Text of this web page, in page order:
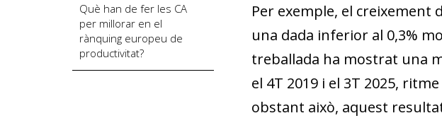
Què han de fer les CA
per millorar en el
rànquing europeu de
productivitat?
Per exemple, el creixement
una dada inferior al 0,3%
treballada ha mostrat una
el 4T 2019 i el 3T 2025,
obstant això, aquest